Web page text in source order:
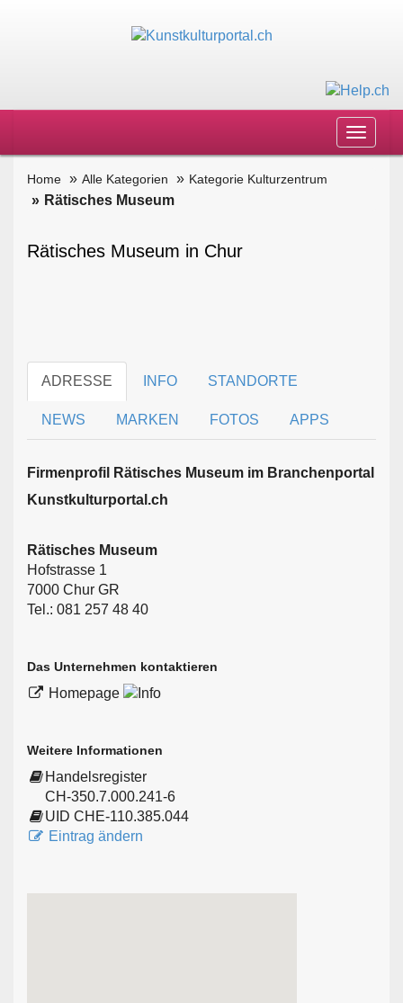
Toggle
Home Alle Kategorien Kategorie Kulturzentrum
Rätisches Museum
Rätisches Museum in Chur
ADRESSE INFO STANDORTE
NEWS MARKEN FOTOS APPS
Firmen­profil Rätisches Museum im Branchen­portal
Kunstkulturportal.ch
Rätisches Museum
Hofstrasse 1
7000 Chur GR
Tel.: 081 257 48 40
Das Unternehmen kontaktieren
Homepage
Weitere Informationen
Handelsregister
CH-350.7.000.241-6
UID CHE-110.385.044
Eintrag ändern